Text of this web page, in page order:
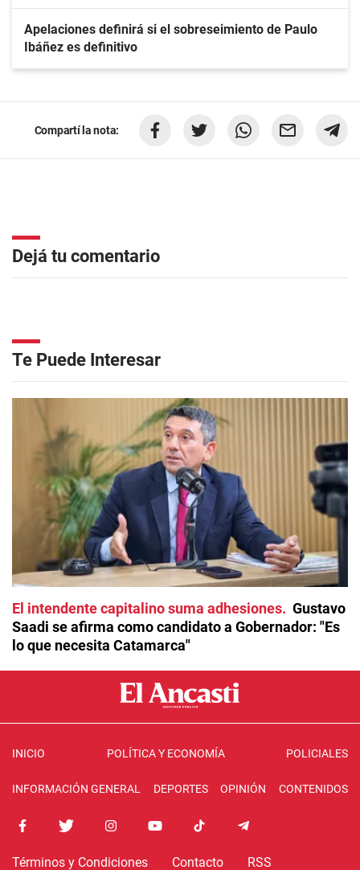
Apelaciones definirá si el sobreseimiento de Paulo
Ibáñez es definitivo
Compartí la nota:
Dejá tu comentario
Te Puede Interesar
El intendente capitalino suma adhesiones
Gustavo
Saadi se afirma como candidato a Gobernador: "Es
lo que necesita Catamarca"
INICIO POLÍTICA Y ECONOMÍA POLICIALES
INFORMACIÓN GENERAL DEPORTES OPINIÓN CONTENIDOS
Términos y Condiciones Contacto RSS